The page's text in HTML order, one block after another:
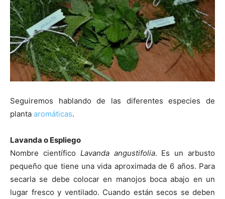
Seguiremos hablando de las diferentes especies de
planta aromáticas.
Lavanda o Espliego
Nombre científico Lavanda angustifolia. Es un arbusto
pequeño que tiene una vida aproximada de 6 años. Para
secarla se debe colocar en manojos boca abajo en un
lugar fresco y ventilado. Cuando están secos se deben